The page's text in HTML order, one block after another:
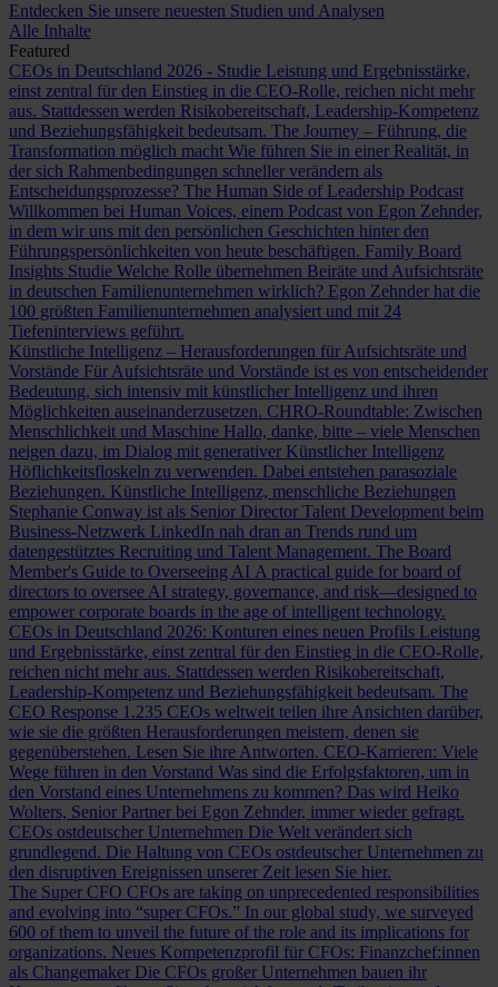
Entdecken Sie unsere neuesten Studien und Analysen
Alle Inhalte
Featured
CEOs in Deutschland 2026 - Studie Leistung und Ergebnisstärke,
einst zentral für den Einstieg in die CEO-Rolle, reichen nicht mehr
aus. Stattdessen werden Risikobereitschaft, Leadership-Kompetenz
und Beziehungsfähigkeit bedeutsam. The Journey – Führung, die
Transformation möglich macht Wie führen Sie in einer Realität, in
der sich Rahmenbedingungen schneller verändern als
Entscheidungsprozesse? The Human Side of Leadership Podcast
Willkommen bei Human Voices, einem Podcast von Egon Zehnder,
in dem wir uns mit den persönlichen Geschichten hinter den
Führungspersönlichkeiten von heute beschäftigen. Family Board
Insights Studie Welche Rolle übernehmen Beiräte und Aufsichtsräte
in deutschen Familienunternehmen wirklich? Egon Zehnder hat die
100 größten Familienunternehmen analysiert und mit 24
Tiefeninterviews geführt.
Künstliche Intelligenz – Herausforderungen für Aufsichtsräte und
Vorstände Für Aufsichtsräte und Vorstände ist es von entscheidender
Bedeutung, sich intensiv mit künstlicher Intelligenz und ihren
Möglichkeiten auseinanderzusetzen. CHRO-Roundtable: Zwischen
Menschlichkeit und Maschine Hallo, danke, bitte – viele Menschen
neigen dazu, im Dialog mit generativer Künstlicher Intelligenz
Höflichkeitsfloskeln zu verwenden. Dabei entstehen parasoziale
Beziehungen. Künstliche Intelligenz, menschliche Beziehungen
Stephanie Conway ist als Senior Director Talent Development beim
Business-Netzwerk LinkedIn nah dran an Trends rund um
datengestütztes Recruiting und Talent Management. The Board
Member's Guide to Overseeing AI A practical guide for board of
directors to oversee AI strategy, governance, and risk—designed to
empower corporate boards in the age of intelligent technology.
CEOs in Deutschland 2026: Konturen eines neuen Profils Leistung
und Ergebnisstärke, einst zentral für den Einstieg in die CEO-Rolle,
reichen nicht mehr aus. Stattdessen werden Risikobereitschaft,
Leadership-Kompetenz und Beziehungsfähigkeit bedeutsam. The
CEO Response 1.235 CEOs weltweit teilen ihre Ansichten darüber,
wie sie die größten Herausforderungen meistern, denen sie
gegenüberstehen. Lesen Sie ihre Antworten. CEO-Karrieren: Viele
Wege führen in den Vorstand Was sind die Erfolgsfaktoren, um in
den Vorstand eines Unternehmens zu kommen? Das wird Heiko
Wolters, Senior Partner bei Egon Zehnder, immer wieder gefragt.
CEOs ostdeutscher Unternehmen Die Welt verändert sich
grundlegend. Die Haltung von CEOs ostdeutscher Unternehmen zu
den disruptiven Ereignissen unserer Zeit lesen Sie hier.
The Super CFO CFOs are taking on unprecedented responsibilities
and evolving into “super CFOs.” In our global study, we surveyed
600 of them to unveil the future of the role and its implications for
organizations. Neues Kompetenzprofil für CFOs: Finanzchef:innen
als Changemaker Die CFOs großer Unternehmen bauen ihr